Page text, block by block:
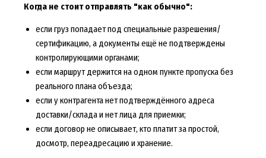
Когда не стоит отправлять "как обычно":
если груз попадает под специальные разрешения/
сертификацию, а документы ещё не подтверждены
контролирующими органами;
если маршрут держится на одном пункте пропуска без
реального плана объезда;
если у контрагента нет подтверждённого адреса
доставки/склада и нет лица для приемки;
если договор не описывает, кто платит за простой,
досмотр, переадресацию и хранение.